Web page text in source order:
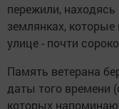
пережили,
землянках,
улице - почти
Память ветерана
даты того времени
которых